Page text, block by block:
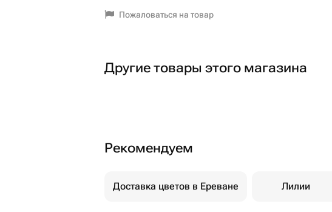
Пожаловаться на товар
Другие товары этого магазина
Рекомендуем
Доставка цветов в Ереване Лилии